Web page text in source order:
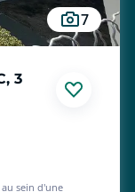
7
3
sein d'une